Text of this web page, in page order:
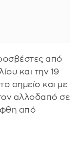
από
και την 19
σημείο και με
αλλοδαπό σε
από